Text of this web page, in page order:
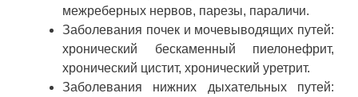
межреберных нервов, парезы, параличи.
Заболевания почек и мочевыводящих путей:
хронический бескаменный пиелонефрит,
хронический цистит, хронический уретрит.
Заболевания нижних дыхательных путей: